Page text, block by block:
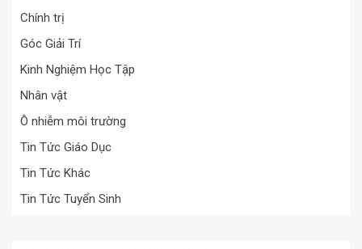
Chính trị
Góc Giải Trí
Kinh Nghiệm Học Tập
Nhân vật
Ô nhiễm môi trường
Tin Tức Giáo Dục
Tin Tức Khác
Tin Tức Tuyển Sinh